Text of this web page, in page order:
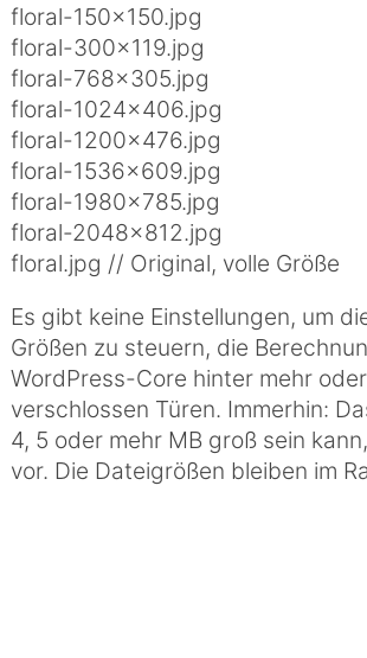
floral-150×150.jpg
floral-300×119.jpg
floral-768×305.jpg
floral-1024×406.jpg
floral-1200×476.jpg
floral-1536×609.jpg
floral-1980×785.jpg
floral-2048×812.jpg
floral.jpg // Original, volle Größe
Es gibt keine Einstellungen, um
Größen zu steuern, die
WordPress-Core hinter mehr
verschlossen Türen. Immerhin:
4, 5 oder mehr MB groß sein
vor. Die Dateigrößen bleiben im